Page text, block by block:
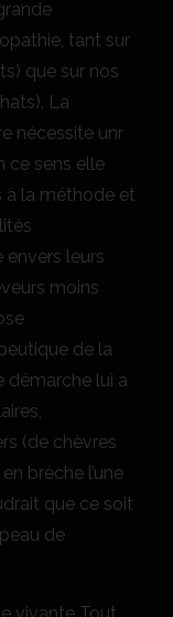
tant sur
que sur nos
La
nécessite unr
ce sens elle
à la méthode et
envers leurs
moins
de la
démarche lui a
(de chèvres
brèche l’une
que ce soit
de